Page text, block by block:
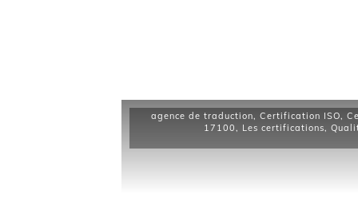
agence de traduction, Certification ISO,
17100, Les certifications,